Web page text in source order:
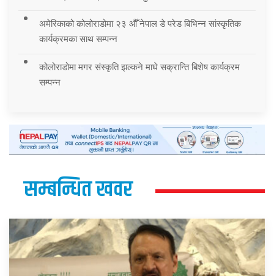
अमेरिकाको कोलोराडोमा २३ औँ नेपाल डे परेड बिभिन्न सांस्कृतिक
कार्यक्रमका साथ सम्पन्न
कोलोराडोमा मगर संस्कृति झल्कने माघे सक्रान्ति बिशेष कार्यक्रम
सम्पन्न
सम्बन्धित खवर